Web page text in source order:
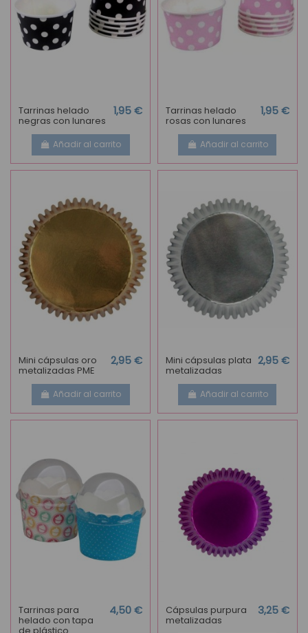
Tarrinas helado
negras con lunares
1,95 €
Añadir al carrito
Tarrinas helado
rosas con lunares
1,95 €
Añadir al carrito
Mini cápsulas oro
metalizadas PME
2,95 €
Añadir al carrito
Mini cápsulas plata
metalizadas
2,95 €
Añadir al carrito
Tarrinas para
helado con tapa
4,50 € Cápsulas purpura
metalizadas
3,25 €